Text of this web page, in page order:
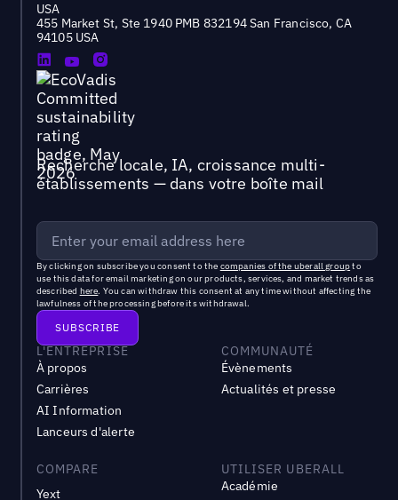
USA
455 Market St, Ste 1940 PMB 832194 San Francisco, CA
94105 USA
Recherche locale, IA, croissance multi-
établissements — dans votre boîte mail
By clicking on subscribe you consent to the companies of the uberall groupto
use this data for email marketing on our products, services, and market trends as
described here. You can withdraw this consent at any time without affecting the
lawfulness of the processing before its withdrawal.
L'ENTREPRISE
À propos
Carrières
AI Information
Lanceurs d'alerte
COMMUNAUTÉ
Évènements
Actualités et presse
COMPARE
Yext
UTILISER UBERALL
Académie